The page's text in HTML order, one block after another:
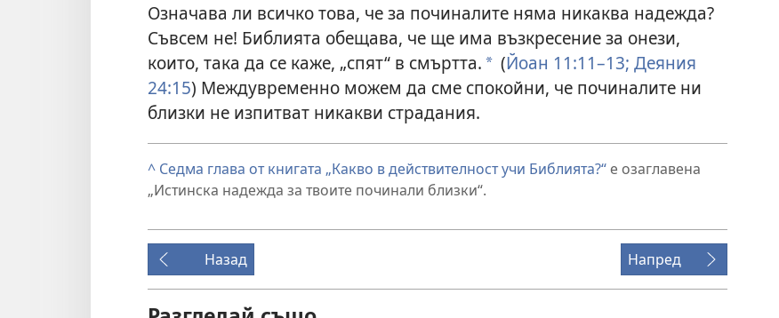
Означава ли всичко това, че за починалите няма никаква надежда?
Съвсем не! Библията обещава, че ще има възкресение за онези,
които, така да се каже, „спят“ в смъртта. * (Йоан 11:11–13; Деяния
24:15) Междувременно можем да сме спокойни, че починалите ни
близки не изпитват никакви страдания.
^ Седма глава от книгата „Какво в действителност учи Библията?“е озаглавена
„Истинска надежда за твоите починали близки“.
Назад Напред